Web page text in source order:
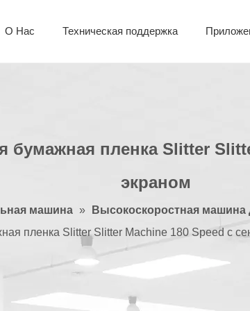
О Hac Техническая поддержка
бумажная пленка Slitter
экраном
машина » Высокоскоростная машина
пленка Slitter Slitter Machine 180 Speed ​​с